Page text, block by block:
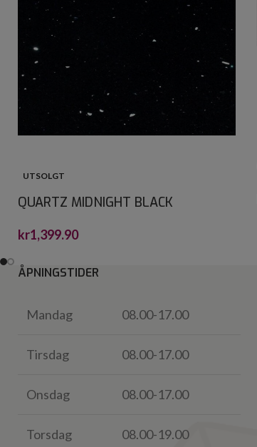
UTSOLGT
QUARTZ MIDNIGHT BLACK
kr1,399.90
ÅPNINGSTIDER
Mandag 08.00-17.00
Tirsdag 08.00-17.00
Onsdag 08.00-17.00
Torsdag 08.00-19.00